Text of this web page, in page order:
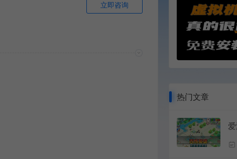
立即咨询
热门文章